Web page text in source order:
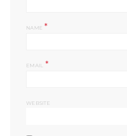
NAME*
EMAIL *
WEBSITE